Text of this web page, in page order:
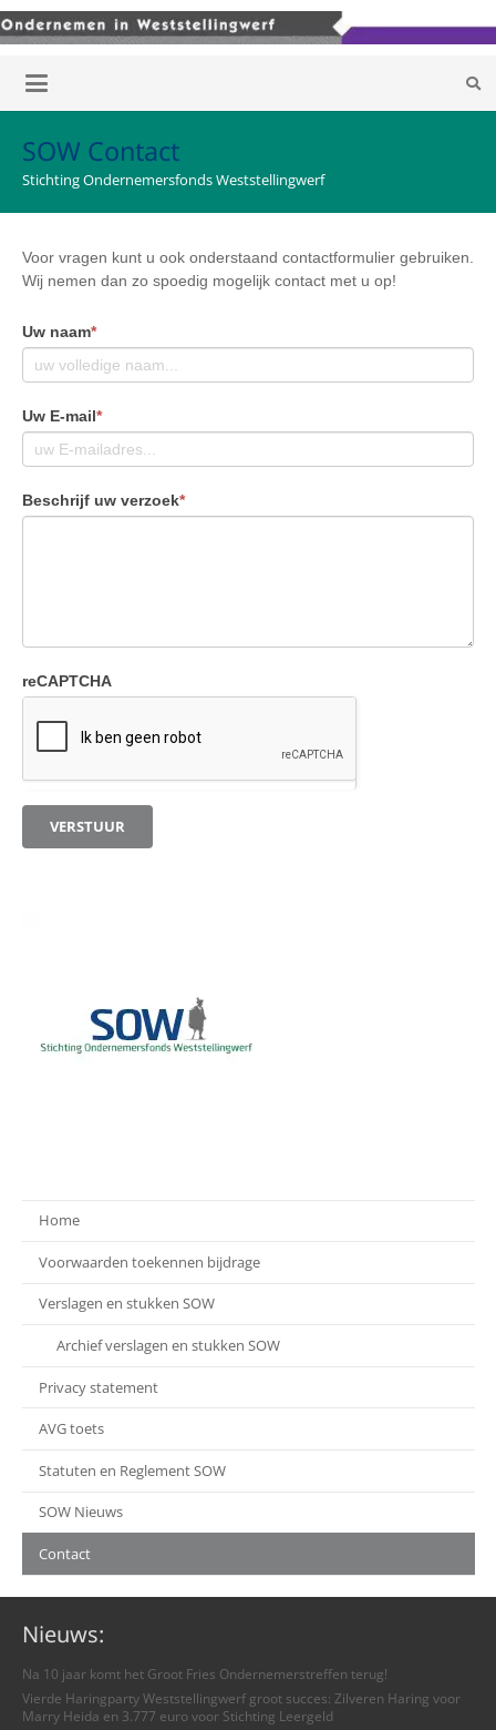
SOW Contact
Stichting Ondernemersfonds Weststellingwerf
Voor vragen kunt u ook onderstaand contactformulier gebruiken.
Wij nemen dan zo spoedig mogelijk contact met u op!
Uw naam*
Uw E-mail*
Beschrijf uw verzoek*
reCAPTCHA
Home
Voorwaarden toekennen bijdrage
Verslagen en stukken SOW
Archief verslagen en stukken SOW
Privacy statement
AVG toets
Statuten en Reglement SOW
SOW Nieuws
Contact
Nieuws:
Na 10 jaar komt het Groot Fries Ondernemerstreffen terug!
Vierde Haringparty Weststellingwerf groot succes: Zilveren Haring voor
Marry Heida en 3.777 euro voor Stichting Leergeld